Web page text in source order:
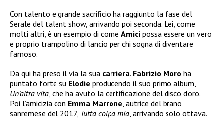
Con talento e grande sacrificio ha raggiunto la fase del
Serale del talent show, arrivando poi seconda. Lei, come
molti altri, è un esempio di come Amici possa essere un vero
e proprio trampolino di lancio per chi sogna di diventare
famoso.
Da qui ha preso il via la sua carriera. Fabrizio Moro ha
puntato forte su Elodie producendo il suo primo album,
Un’altra vita, che ha avuto la certificazione del disco d’oro.
Poi l’amicizia con Emma Marrone, autrice del brano
sanremese del 2017, Tutta colpa mia, arrivando solo ottava.